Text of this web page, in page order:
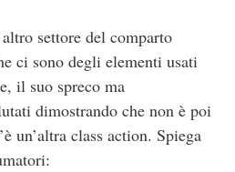
settore del comparto
ci sono degli elementi usati
il suo spreco ma
dimostrando che non è poi
un’altra class action. Spiega